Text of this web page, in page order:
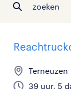
zoeken
Terneuzen
39 uur, 5